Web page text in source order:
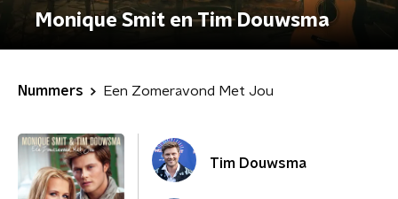
Monique Smit en Tim Douwsma
Nummers Een Zomeravond Met Jou
Tim Douwsma